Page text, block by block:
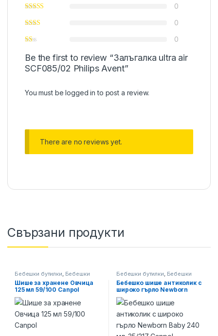
0
0
0
Be the first to review “Залъгалка ultra air
SCF085/02 Philips Avent”
You must belogged in to post a review.
There are no reviews yet.
Свързани продукти
Бебешки бутилки, Бебешки
бутилки и биберони ,Канпол
Шише за хранене Овчица
125 мл 59/100 Canpol
Бебешки бутилки, Бебешки
бутилки и биберони
Бебешко шише антиколик с
широко гърло Newborn
Baby 240 мл. 35/217 Canpol